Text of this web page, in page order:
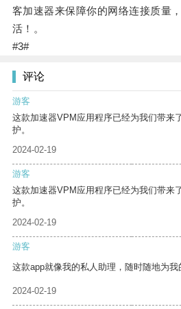
客加速器来保障你的网络连接质量
活！。
#3#
评论
游客
这款加速器VPM应用程序已经为我们带来
护。
2024-02-19
游客
这款加速器VPM应用程序已经为我们带来
护。
2024-02-19
游客
这款app就像我的私人助理，随时随地为我
2024-02-19